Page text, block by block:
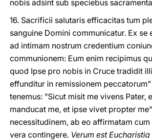
nobis adsint sub speciebus
16. Sacrificii salutaris efficacitas tum
sanguine Domini communicatur. Ex
ad intimam nostrum credentium
communionem: Eum enim recipimus
quod Ipse pro nobis in Cruce tradidit
effunditur in remissionem peccatorum"
tenemus: "Sicut misit me vivens
manducat me, et ipse vivet propter
necessitudinem, ab eo affirmatam
vera contingere. Verum est